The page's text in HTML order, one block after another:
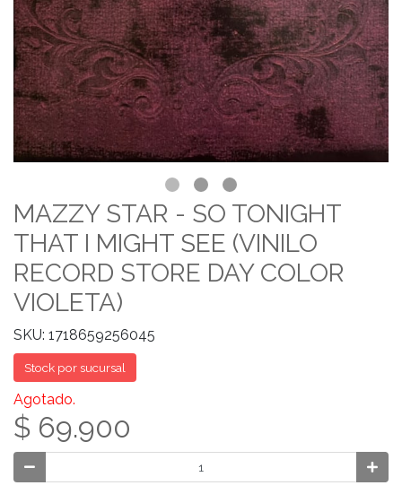
MAZZY STAR - SO TONIGHT
THAT I MIGHT SEE (VINILO
RECORD STORE DAY COLOR
VIOLETA)
SKU: 1718659256045
Stock por sucursal
Agotado.
$ 69.900